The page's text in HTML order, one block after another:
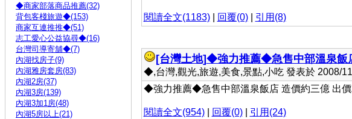
◆商家部落商品推薦(32)
背包客棧旅遊◆(153)
商家互連推推◆(51)
志工愛心公益協尋◆(16)
台灣司導寄舖◆(7)
內湖找房子(9)
內湖雅房套房(83)
內湖2房(37)
內湖3房(139)
內湖3加1房(48)
內湖5房以上(21)
閱讀全文(1183)| 回覆(0)| 引用(8)
[台灣土地]◆強力推薦◆急售中部溫泉飯
◆,台灣,觀光,旅遊,美食,景點,小吃 發表於 2008/
◆強力推薦◆急售中部溫泉飯店 造價約三億 出
閱讀全文(954)| 回覆(0)| 引用(24)